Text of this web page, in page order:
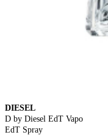
DIESEL
D by Diesel EdT Vapo
EdT Spray